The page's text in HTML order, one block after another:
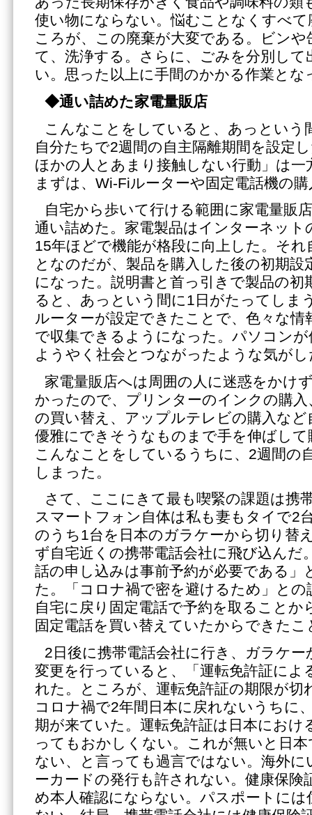
使い物にならない。悩むことなくすべ
ころが、この廃棄が大変である。ビン
て、洗浄する。さらに、ごみを分別し
い。思った以上に手間のかかる作業とな
◆通い詰めた家電量販店
こんなことをしていると、あっという
自分たちで2週間の自主隔離期間を設定
ほかの人とあまり接触しない行動」は一
まずは、Wi-Fiルーターや固定電話機の
自宅から歩いて行ける範囲に家電量販
通い詰めた。家電製品はインターネット
15年ほどで機能が格段に向上した。そ
となのだが、製品を購入した後の初期設
になった。説明書と首っ引きで製品の初
ると、あっという間に1日がたってしま
ルーターが設定できたことで、色々な
で収集できるようになった。パソコン
ようやく社会とつながったような気がし
家電量販店へは周囲の人に迷惑をかけ
かったので、プリンターのインクの購
の買い替え、アップルテレビの購入な
優雅にできそうなものまで手を伸ばし
こんなことをしているうちに、2週間の
しまった。
さて、ここにきて最も喫緊の課題は携
スマートフォン自体は私も妻もタイで2
のうち1台を日本のガラケーから切り替
ず自宅近くの携帯電話会社に飛び込んだ
話の申し込みは事前予約が必要である」
た。「コロナ禍で密を避けるため」との
自宅に戻り固定電話で予約を取ることか
固定電話を買い替えていたからできたこ
2日後に携帯電話会社に行き、ガラケ
変更を行っていると、「運転免許証によ
れた。ところが、運転免許証の期限が切
コロナ禍で2年間日本に戻れないうちに
期が来ていた。運転免許証は日本におけ
ってもおかしくない。これが無いと日
ない、と言っても過言ではない。海外
ーカードの発行も許されない。健康保険
め本人確認にならない。パスポートに